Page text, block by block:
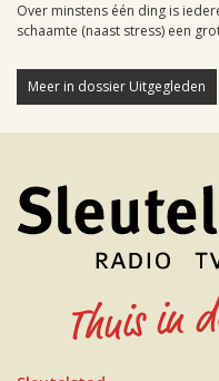
Over minstens één ding is
schaamte (naast stress) een
Meer in dossier Uitgegleden